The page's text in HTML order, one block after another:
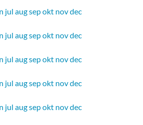
jul augsepokt novdec
jul augsepokt novdec
jul augsepokt novdec
jul augsepokt novdec
jul augsepokt novdec